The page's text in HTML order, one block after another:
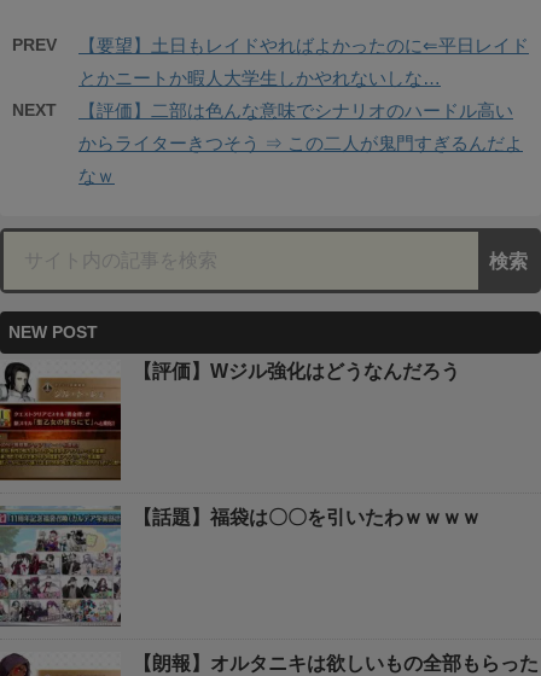
PREV
【要望】土日もレイドやればよかったのに⇐平日レイド
とかニートか暇人大学生しかやれないしな…
NEXT
【評価】二部は色んな意味でシナリオのハードル高い
からライターきつそう ⇒ この二人が鬼門すぎるんだよ
なｗ
NEW POST
【評価】Wジル強化はどうなんだろう
【話題】福袋は〇〇を引いたわｗｗｗｗ
【朗報】オルタニキは欲しいもの全部もらった